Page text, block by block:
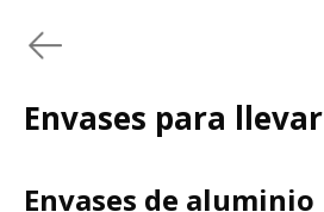
Envases para llevar
Envases de aluminio